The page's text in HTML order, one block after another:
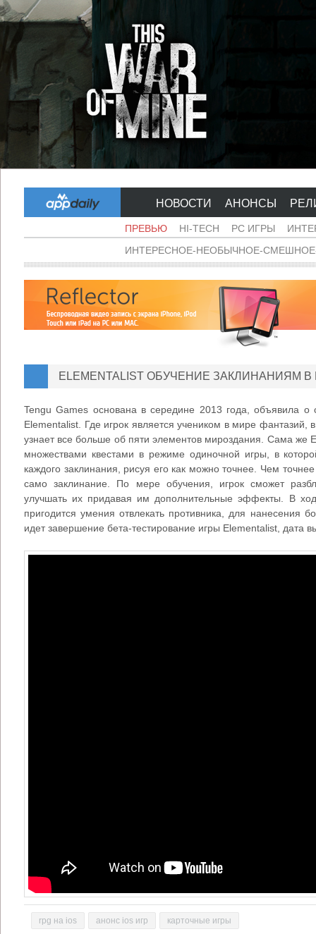
НОВОСТИ АНОНСЫ
ПРЕВЬЮ HI-TECH PC ИГРЫ
ИНТЕРЕСНОЕ-НЕОБЫЧНОЕ-
ELEMENTALIST ОБУЧЕНИЕ ЗАКЛИНАНИЯМ
Tengu Games основана в середине 2013 года, объявила о
Elementalist. Где игрок является учеником в мире фантазий,
узнает все больше об пяти элементов мироздания. Сама же
множествами квестами в режиме одиночной игры, в
каждого заклинания, рисуя его как можно точнее. Чем
само заклинание. По мере обучения, игрок сможет
улучшать их придавая им дополнительные эффекты. В
пригодится умения отвлекать противника, для нанесения
идет завершение бета-тестирование игры Elementalist, дата
rpg на ios анонс ios игр карточные игры